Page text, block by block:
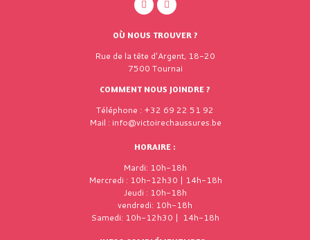
OÙ NOUS TROUVER ?
Rue de la tête d'Argent, 18-20
7500 Tournai
COMMENT NOUS JOINDRE ?
Téléphone : +32 69 22 51 92
Mail : info@victoirechaussures.be
HORAIRE :
Mardi: 10h-18h
Mercredi : 10h-12h30 | 14h-18h
Jeudi : 10h-18h
vendredi: 10h-18h
Samedi: 10h-12h30 | 14h-18h